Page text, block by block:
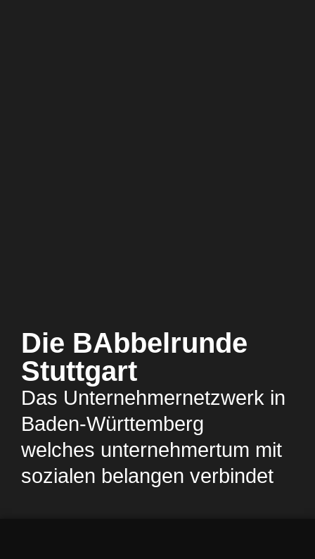
Die BAbbelrunde
Stuttgart
Das Unternehmernetzwerk in
Baden-Württemberg
welches unternehmertum mit
sozialen belangen verbindet